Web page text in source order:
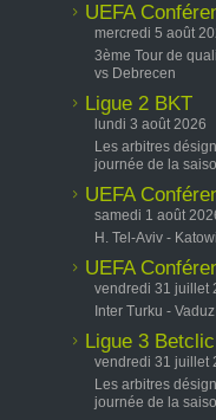
UEFA
mercredi 5 août
3ème Tour de
vs Debrecen
Ligue 2 BKT
lundi 3 août 2026
Les arbitres
journée de la
UEFA
samedi 1 août
H. Tel-Aviv -
UEFA
vendredi 31 juillet
Inter Turku - Vaduz
Ligue 3 Betclic
vendredi 31 juillet
Les arbitres
journée de la